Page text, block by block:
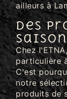
ailleurs à
Des
saison
Chez
particulière
C'est
notre
produits de